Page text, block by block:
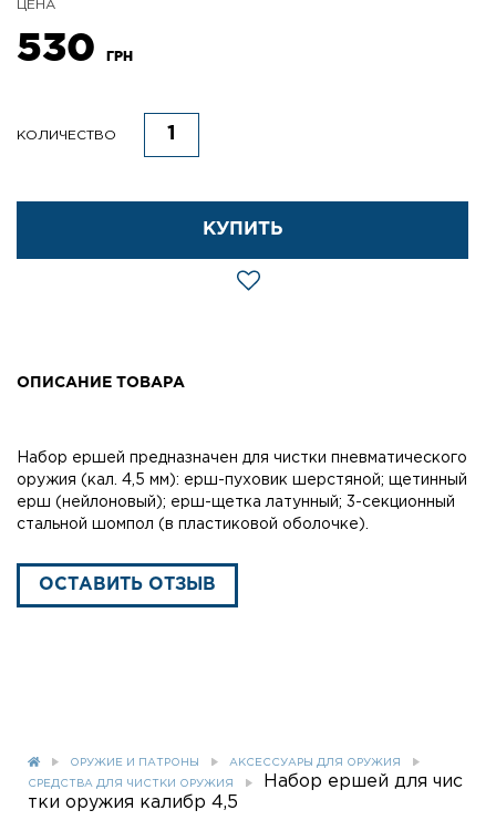
ЦЕНА
530 ГРН
КОЛИЧЕСТВО
КУПИТЬ
ОПИСАНИЕ ТОВАРА
Набор ершей предназначен для чистки пневматического
оружия (кал. 4,5 мм): ерш-пуховик шерстяной; щетинный
ерш (нейлоновый); ерш-щетка латунный; 3-секционный
стальной шомпол (в пластиковой оболочке).
ОСТАВИТЬ ОТЗЫВ
ОРУЖИЕ И ПАТРОНЫ АКСЕССУАРЫ ДЛЯ ОРУЖИЯ
СРЕДСТВА ДЛЯ ЧИСТКИ ОРУЖИЯ
Набор ершей для чис
тки оружия калибр 4,5